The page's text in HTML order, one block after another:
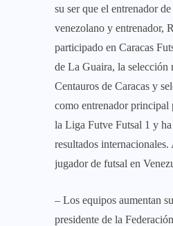
su ser que el entrenador
venezolano y entrenador,
participado en Caracas
de La Guaira, la selección
Centauros de Caracas y
como entrenador principal
la Liga Futve Futsal 1 y
resultados
jugador de futsal en
– Los equipos aumentan
presidente de la